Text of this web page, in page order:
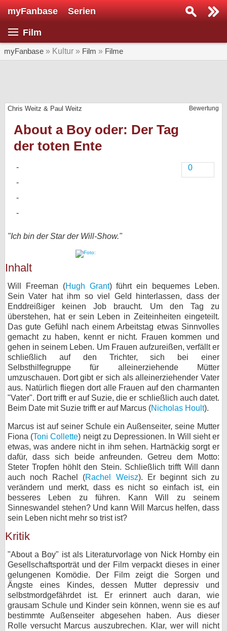
myFanbase Serien
Film
myFanbase » Kultur » Film » Filme
Bewertung
Chris Weitz & Paul Weitz
About a Boy oder: Der Tag
der toten Ente
0
"Ich bin der Star der Will-Show."
Inhalt
Will Freeman (Hugh Grant) führt ein bequemes Leben.
Sein Vater hat ihm so viel Geld hinterlassen, dass der
Enddreißiger keinen Job braucht. Um den Tag zu
überstehen, hat er sein Leben in Zeiteinheiten eingeteilt.
Das gute Gefühl nach einem Arbeitstag etwas Sinnvolles
gemacht zu haben, kennt er nicht. Frauen kommen und
gehen in seinem Leben. Um Frauen aufzureißen, verfällt er
schließlich auf den Trichter, sich bei einer
Selbsthilfegruppe für alleinerziehende Mütter
umzuschauen. Dort gibt er sich als alleinerziehender Vater
aus. Natürlich fliegen dort alle Frauen auf den charmanten
"Vater". Dort trifft er auf Suzie, die er schließlich auch datet.
Beim Date mit Suzie trifft er auf Marcus (Nicholas Hoult).
Marcus ist auf seiner Schule ein Außenseiter, seine Mutter
Fiona (Toni Collette) neigt zu Depressionen. In Will sieht er
etwas, was andere nicht in ihm sehen. Hartnäckig sorgt er
dafür, dass sich beide anfreunden. Getreu dem Motto:
Steter Tropfen höhlt den Stein. Schließlich trifft Will dann
auch noch Rachel (Rachel Weisz). Er beginnt sich zu
verändern und merkt, dass es nicht so einfach ist, ein
besseres Leben zu führen. Kann Will zu seinem
Sinneswandel stehen? Und kann Will Marcus helfen, dass
sein Leben nicht mehr so trist ist?
Kritik
"About a Boy" ist als Literaturvorlage von Nick Hornby ein
Gesellschaftsporträt und der Film verpackt dieses in einer
gelungenen Komödie. Der Film zeigt die Sorgen und
Ängste eines Kindes, dessen Mutter depressiv und
selbstmordgefährdet ist. Er erinnert auch daran, wie
grausam Schule und Kinder sein können, wenn sie es auf
bestimmte Außenseiter abgesehen haben. Aus dieser
Rolle versucht Marcus auszubrechen. Klar, wer will nicht
Serie suchen...
SERIEN
Veranstaltungen
KULTUR
bei X
Kontakt
Nutzungsbedingungen
Datenschutz
Cookie-Einstellungen
Impressum
Desktop-Ansicht